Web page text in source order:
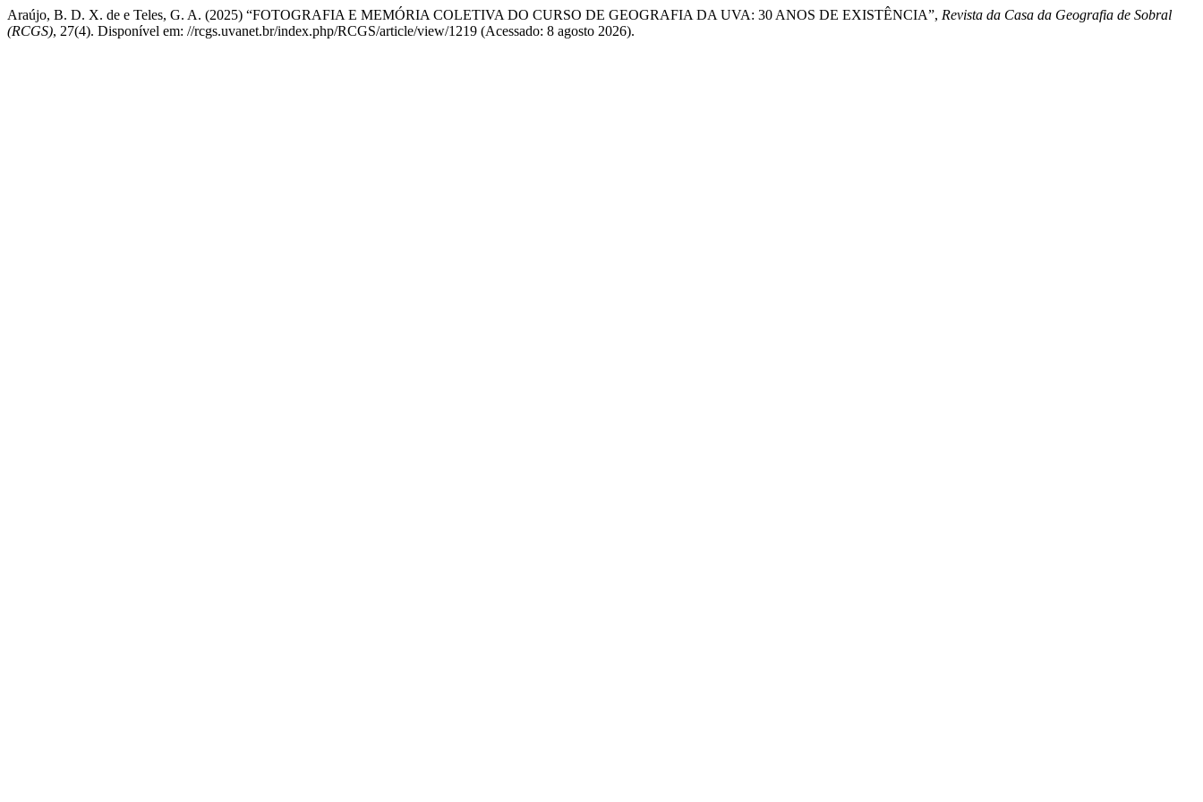
Araújo, B. D. X. de e Teles, G. A. (2025) “FOTOGRAFIA E MEMÓRIA COLETIVA DO CURSO DE GEOGRAFIA DA UVA: 30 ANOS DE EXISTÊNCIA”, Revista da Casa da Geografia de Sobral
(RCGS), 27(4). Disponível em: //rcgs.uvanet.br/index.php/RCGS/article/view/1219 (Acessado: 8 agosto 2026).